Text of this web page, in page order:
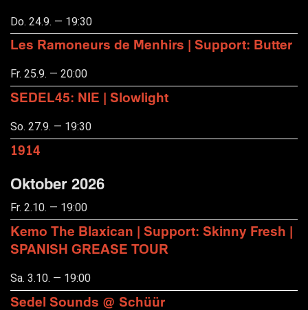
Do. 24.9. — 19:30
Les Ramoneurs de Menhirs | Support: Butter
Fr. 25.9. — 20:00
SEDEL45: NIE | Slowlight
So. 27.9. — 19:30
1914
Oktober 2026
Fr. 2.10. — 19:00
Kemo The Blaxican | Support: Skinny Fresh |
SPANISH GREASE TOUR
Sa. 3.10. — 19:00
Sedel Sounds @ Schüür